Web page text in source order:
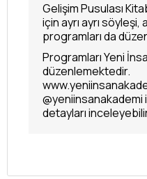
Gelişim Pusulası
için ayrı ayrı
programları da
Programları Yeni
düzenlemektedir.
detayları